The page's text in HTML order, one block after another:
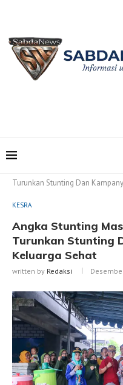
Turunkan Stunting Dan
KESRA
Angka Stunting
Turunkan Stunting
Keluarga Sehat
written by Redaksi